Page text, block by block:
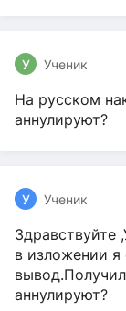
У Ученик
На русском
аннулируют?
У Ученик
Здравствуйте
в изложении я
аннулируют?